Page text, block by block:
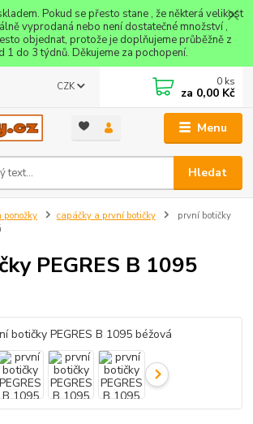
Pokud se přesto stane , že některá velikost
vyprodaná nebo není dostatečné množství ,
objednat, protože je doplňujeme průběžně z
1 do 3 týdnů. Děkujeme za pochopení.
Menu
CZK
Hledat
0 ks
za 0,00 Kč
ponožky capáčky a první botičky
první botičky
PEGRES B 1095